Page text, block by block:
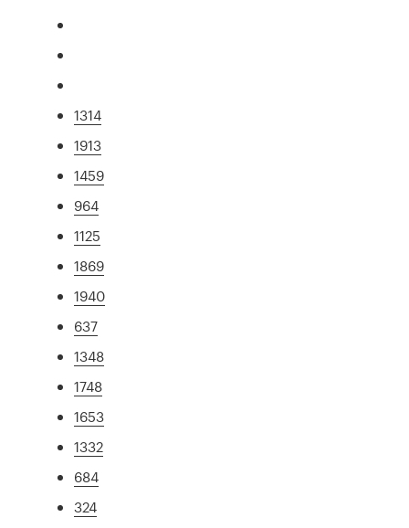
1314
1913
1459
964
1125
1869
1940
637
1348
1748
1653
1332
684
324